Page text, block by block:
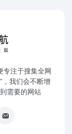
专注于搜集全网
，我们会不断增
需要的网站